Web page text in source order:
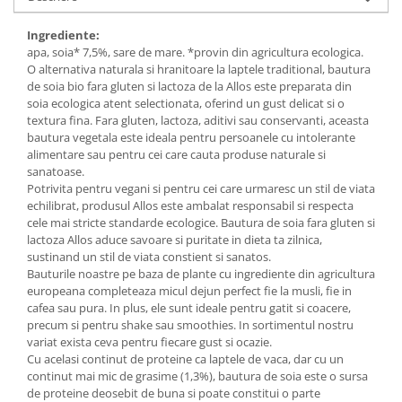
Budinca bio
Indulcitori bio
Inghetata bio si decoratiuni
Ingrediente bio pentru copt
Masline bio si antipasti
Antipasti bio
Masline bio
Pesto bio
Musli si terci
Fulgi din cereale bio
Musli bio
Terci bio
Orez bio si leguminoase
Legume bio
Legume bio in conserva
Orez bio
Ingrediente:
apa, soia* 7,5%, sare de mare. *provin din agricultura ecologica.
O alternativa naturala si hranitoare la laptele traditional, bautura
de soia bio fara gluten si lactoza de la Allos este preparata din
soia ecologica atent selectionata, oferind un gust delicat si o
textura fina. Fara gluten, lactoza, aditivi sau conservanti, aceasta
bautura vegetala este ideala pentru persoanele cu intolerante
alimentare sau pentru cei care cauta produse naturale si
sanatoase.
Potrivita pentru vegani si pentru cei care urmaresc un stil de viata
echilibrat, produsul Allos este ambalat responsabil si respecta
cele mai stricte standarde ecologice. Bautura de soia fara gluten si
lactoza Allos aduce savoare si puritate in dieta ta zilnica,
sustinand un stil de viata constient si sanatos.
Bauturile noastre pe baza de plante cu ingrediente din agricultura
europeana completeaza micul dejun perfect fie la musli, fie in
cafea sau pura. In plus, ele sunt ideale pentru gatit si coacere,
precum si pentru shake sau smoothies. In sortimentul nostru
variat exista ceva pentru fiecare gust si ocazie.
Cu acelasi continut de proteine ca laptele de vaca, dar cu un
continut mai mic de grasime (1,3%), bautura de soia este o sursa
de proteine deosebit de buna si poate constitui o parte